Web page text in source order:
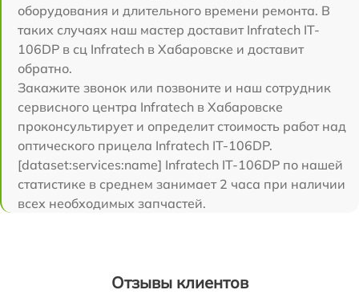
оборудования и длительного времени ремонта. В
таких случаях наш мастер доставит Infratech IT-
106DP в сц Infratech в Хабаровске и доставит
обратно.
Закажите звонок или позвоните и наш сотрудник
сервисного центра Infratech в Хабаровске
проконсультирует и определит стоимость работ над
оптического прицела Infratech IT-106DP.
[dataset:services:name] Infratech IT-106DP по нашей
статистике в среднем занимает 2 часа при наличии
всех необходимых запчастей.
Отзывы клиентов